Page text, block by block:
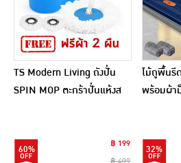
TS Modern Living ถังปั่น
SPIN MOP ตะกร้าปั่นแห้งส
60%
฿ 199
ไม้ถูพื้นรี
พร้อมผ้า
32%